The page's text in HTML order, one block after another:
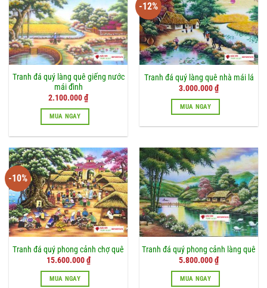
Tranh đá quý làng quê giếng nước
mái đình
2.100.000₫
MUA NGAY
-12%
Tranh đá quý làng quê nhà mái lá
Giá
là:
3.400.000 ₫.
3.000.000₫Giá
hiện
tại
MUA NGAY
-10%
Tranh đá quý phong cảnh chợ quê
Giá
là:
17.400.000 ₫.
15.600.000₫Giá
hiện
MUA NGAY
Tranh đá quý phong cảnh làng quê
5.800.000₫
MUA NGAY